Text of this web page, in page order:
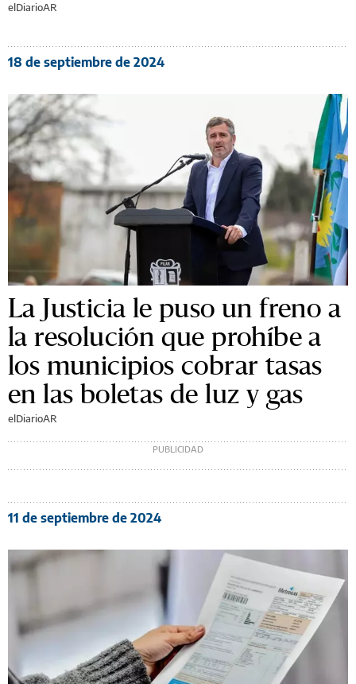
elDiarioAR
18 de septiembre de 2024
La Justicia le puso un freno a
la resolución que prohíbe a
los municipios cobrar tasas
en las boletas de luz y gas
elDiarioAR
11 de septiembre de 2024